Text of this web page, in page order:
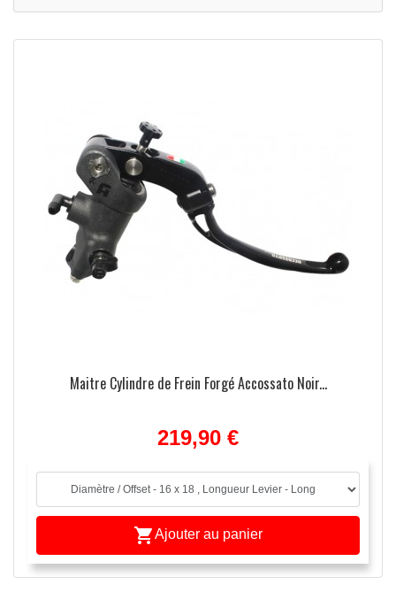
Maitre Cylindre de Frein Forgé Accossato Noir...
219,90 €
Ajouter au panier